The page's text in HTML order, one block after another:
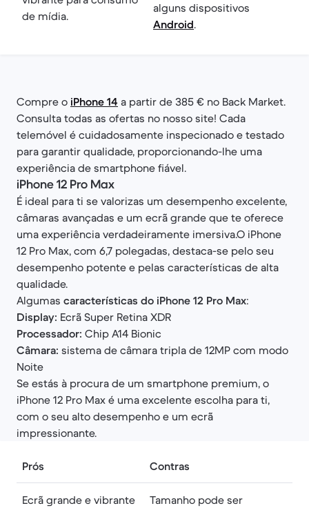
de mídia.
alguns dispositivos
Android.
Compre o iPhone 14 a partir de 385 € no Back Market.
Consulta todas as ofertas no nosso site! Cada
telemóvel é cuidadosamente inspecionado e testado
para garantir qualidade, proporcionando-lhe uma
experiência de smartphone fiável.
iPhone 12 Pro Max
É ideal para ti se valorizas um desempenho excelente,
câmaras avançadas e um ecrã grande que te oferece
uma experiência verdadeiramente imersiva.O iPhone
12 Pro Max, com 6,7 polegadas, destaca-se pelo seu
desempenho potente e pelas características de alta
qualidade.
Algumas características do iPhone 12 Pro Max:
Display: Ecrã Super Retina XDR
Processador: Chip A14 Bionic
Câmara: sistema de câmara tripla de 12MP com modo
Noite
Se estás à procura de um smartphone premium, o
iPhone 12 Pro Max é uma excelente escolha para ti,
com o seu alto desempenho e um ecrã
impressionante.
Prós Contras
Ecrã grande e vibrante
Tamanho pode ser